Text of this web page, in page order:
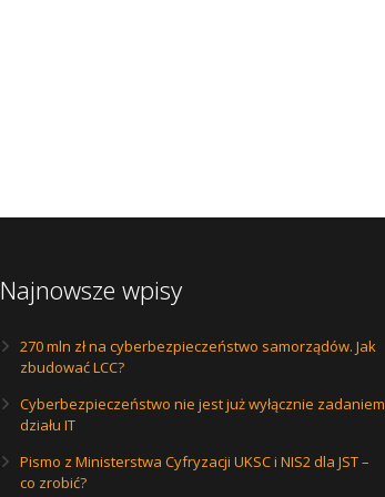
Najnowsze wpisy
270 mln zł na cyberbezpieczeństwo samorządów. Jak
zbudować LCC?
Cyberbezpieczeństwo nie jest już wyłącznie zadaniem
działu IT
Pismo z Ministerstwa Cyfryzacji UKSC i NIS2 dla JST –
co zrobić?